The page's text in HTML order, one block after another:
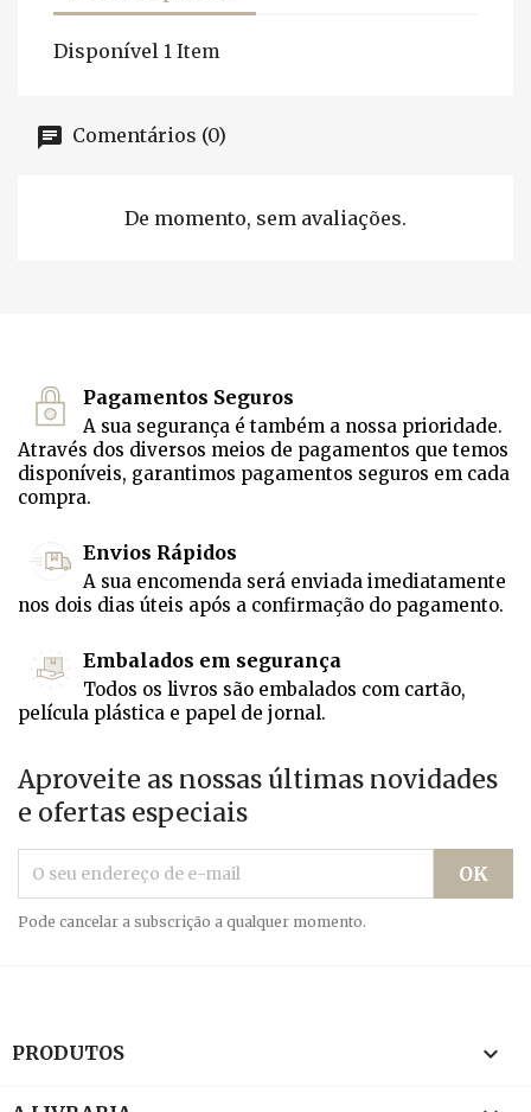
Disponível 1 Item
Comentários (0)
De momento, sem avaliações.
Pagamentos Seguros
A sua segurança é também a nossa prioridade.
Através dos diversos meios de pagamentos que temos
disponíveis, garantimos pagamentos seguros em cada
compra.
Envios Rápidos
A sua encomenda será enviada imediatamente
nos dois dias úteis após a confirmação do pagamento.
Embalados em segurança
Todos os livros são embalados com cartão,
película plástica e papel de jornal.
Aproveite as nossas últimas novidades
e ofertas especiais
Pode cancelar a subscrição a qualquer momento.
PRODUTOS 